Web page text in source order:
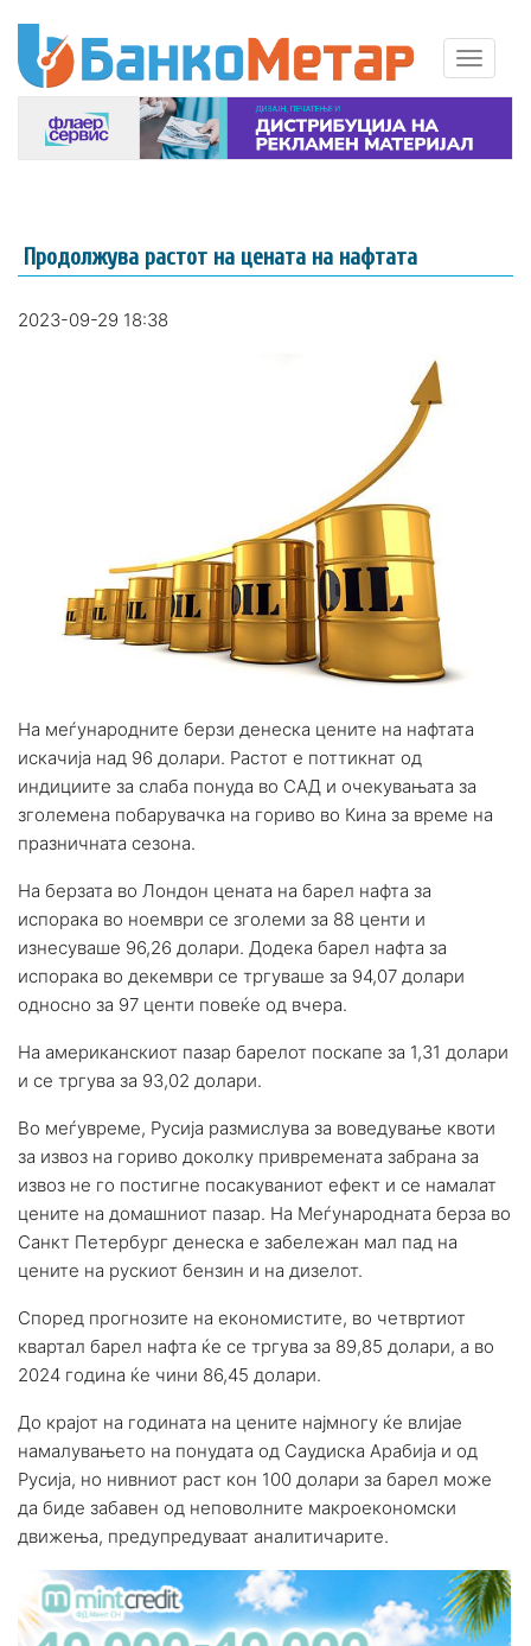
Продолжува растот на цената на нафтата
2023-09-29 18:38
На меѓународните берзи денеска цените на нафтата
искачија над 96 долари. Растот е поттикнат од
индициите за слаба понуда во САД и очекувањата за
зголемена побарувачка на гориво во Кина за време на
празничната сезона.
На берзата во Лондон цената на барел нафта за
испорака во ноември се зголеми за 88 центи и
изнесуваше 96,26 долари. Додека барел нафта за
испорака во декември се тргуваше за 94,07 долари
односно за 97 центи повеќе од вчера.
На американскиот пазар барелот поскапе за 1,31 долари
и се тргува за 93,02 долари.
Во меѓувреме, Русија размислува за воведување квоти
за извоз на гориво доколку привремената забрана за
извоз не го постигне посакуваниот ефект и се намалат
цените на домашниот пазар. На Меѓународната берза во
Санкт Петербург денеска е забележан мал пад на
цените на рускиот бензин и на дизелот.
Според прогнозите на економистите, во четвртиот
квартал барел нафта ќе се тргува за 89,85 долари, а во
2024 година ќе чини 86,45 долари.
До крајот на годината на цените најмногу ќе влијае
намалувањето на понудата од Саудиска Арабија и од
Русија, но нивниот раст кон 100 долари за барел може
да биде забавен од неповолните макроекономски
движења, предупредуваат аналитичарите.